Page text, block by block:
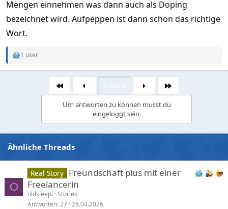
Mengen einnehmen was dann auch als Doping
bezeichnet wird. Aufpeppen ist dann schon das richtige
Wort.
R
:
1 user
Erste
Letzte
Um antworten zu können musst du
eingeloggt sein.
Ähnliche Threads
O
Real Story Freundschaft plus mit einer
Freelancerin
oldsleepi Stories
Antworten 27 28.04.2026